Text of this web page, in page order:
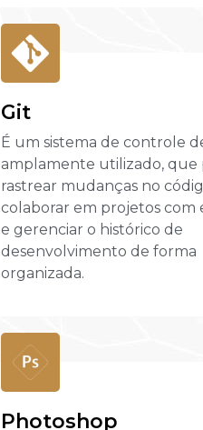
Git
É um sistema de controle
amplamente utilizado, que
rastrear mudanças no
colaborar em projetos com
e gerenciar o histórico de
desenvolvimento de forma
organizada.
Photoshop